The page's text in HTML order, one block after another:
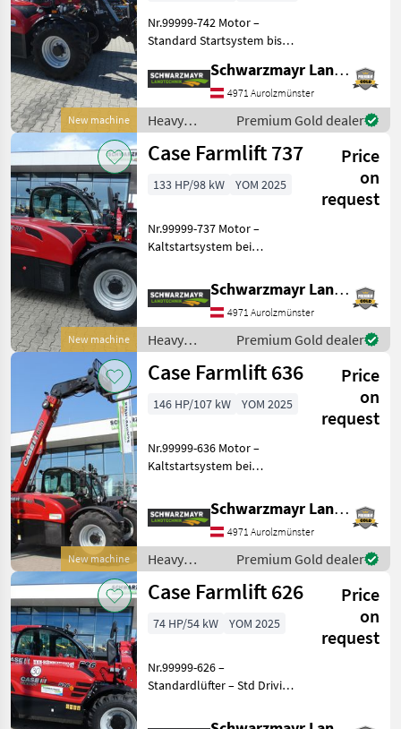
New machine
Nr.99999-742 Motor –
Standard Startsystem bis
– Standard Kühlsystem –
Lüfter – Motor 96 kW / 145
PS Stufe V Getriebe –
Automatische
Schwarzmayr Landtechnik GmbH - Aurolzmünster
4971 Aurolzmünster
Heavy
equipment/
construction
Case IH
Premium Gold dealer
New machine
Case Farmlift 737
Price
on
request
133 HP/98 kW YOM 2025
Nr.99999-737 Motor –
Kaltstartsystem bei
verstärkte Batterie,
Luftansaug-Vorwärmung –
Standard Kühlsystem –
Lüfter – Motor 89 kW / 1
Schwarzmayr Landtechnik GmbH - Aurolzmünster
4971 Aurolzmünster
Heavy
equipment/
construction
Case IH
Premium Gold dealer
New machine
Case Farmlift 636
Price
on
request
146 HP/107 kW YOM 2025
Nr.99999-636 Motor –
Kaltstartsystem bei
verstärkte Batterie,
Luftansaug-Vorwärmung –
Standard Kühlsystem –
Lüfter – Motor 96 kW / 145
Schwarzmayr Landtechnik GmbH - Aurolzmünster
4971 Aurolzmünster
Heavy
equipment/
construction
Case IH
Premium Gold dealer
Case Farmlift 626
Price
on
request
74 HP/54 kW YOM 2025
Nr.99999-626 –
Standardlüfter – Std Driving
Arbeitsscheinwerfer vorne